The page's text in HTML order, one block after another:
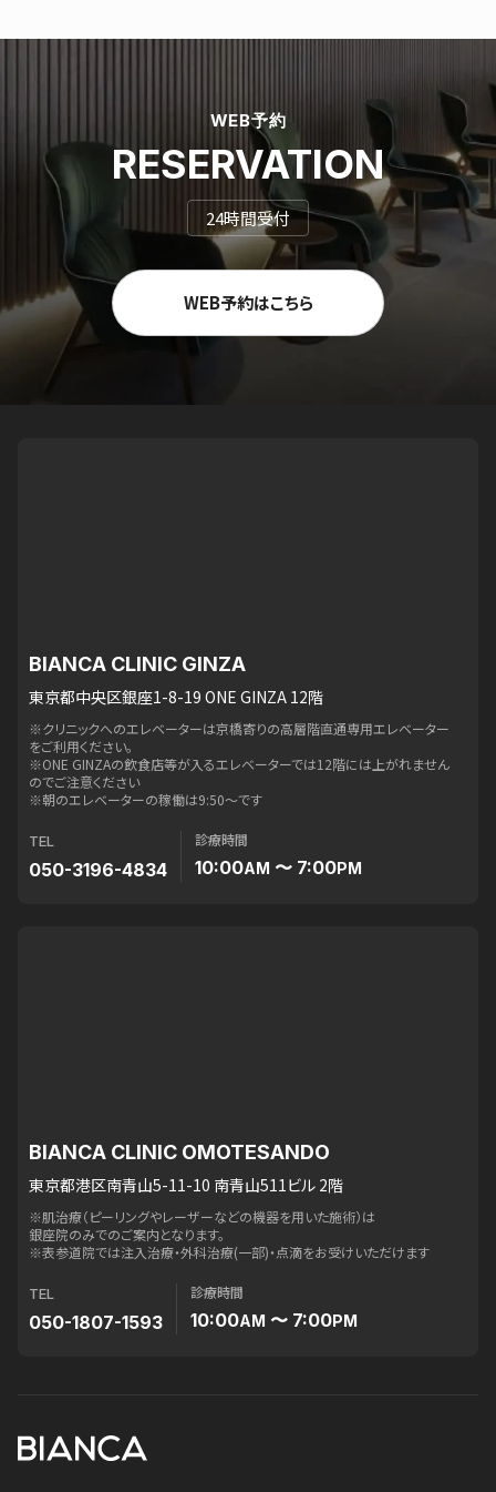
WEB予約
RESERVATION
24時間受付
WEB予約はこちら
BIANCA CLINIC GINZA
東京都中央区銀座1-8-19 ONE GINZA 12階
※クリニックへのエレベーターは京橋寄りの高層階直通専用エレベーター
をご利用ください。
※ONE GINZAの飲食店等が入るエレベーターでは12階には上がれません
のでご注意ください
※朝のエレベーターの稼働は9:50〜です
TEL
050-3196-4834
診療時間
10:00AM 〜 7:00PM
BIANCA CLINIC OMOTESANDO
東京都港区南青山5-11-10 南青山511ビル 2階
※肌治療（ピーリングやレーザーなどの機器を用いた施術）は
銀座院のみでのご案内となります。
※表参道院では注入治療・外科治療(一部)・点滴をお受けいただけます
TEL
050-1807-1593
診療時間
10:00AM 〜 7:00PM